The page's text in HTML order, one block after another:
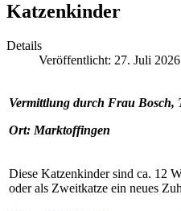
Katzenkinder
Details
Veröffentlicht: 27. Juli 2026
Vermittlung durch Frau Bosch,
Ort: Marktoffingen
Diese Katzenkinder sind ca. 12
oder als Zweitkatze ein neues